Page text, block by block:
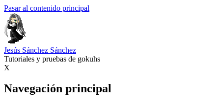
Pasar al contenido principal
Jesús Sánchez Sánchez
Tutoriales y pruebas de gokuhs
X
Navegación principal